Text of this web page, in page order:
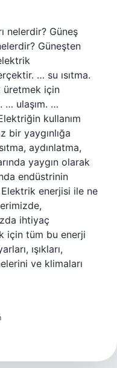
nelerdir? Güneş
Güneşten
… su ısıtma.
üretmek için
… ulaşım. …
kullanım
bir yaygınlığa
aydınlatma,
yaygın olarak
endüstrinin
enerjisi ile ne
ihtiyaç
için tüm bu enerji
ışıkları,
ve klimaları